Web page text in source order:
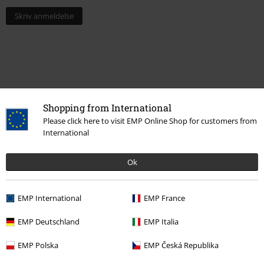
Shopping from International
Please click here to visit EMP Online Shop for customers from
International
Ok
EMP International EMP France
EMP Deutschland EMP Italia
EMP Polska EMP Česká Republika
Skriv anmeldelse
Klær & tilbehør Bukser
Tema Sorte klær Svarte bukser Svarte cargobukser
Filmer og TV Batman The Batman